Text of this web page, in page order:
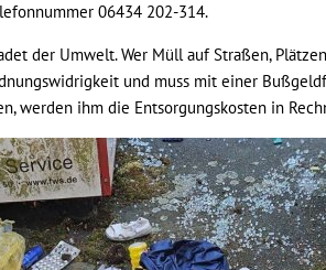
06434 202-314.
der Umwelt. Wer Müll auf Straßen,
und muss mit einer
werden ihm die Entsorgungskosten in